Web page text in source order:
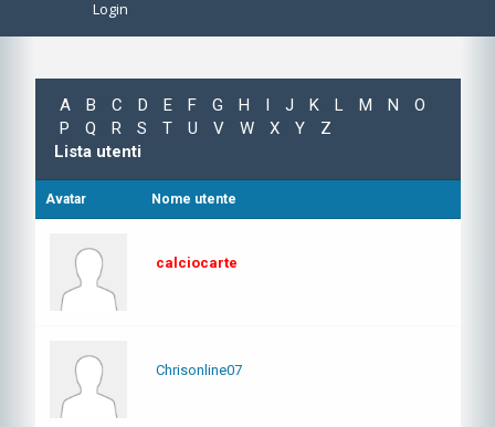
Login
A B C D E F G H I J K L M N
O
P
Q R S T U V W X Y
Z
Lista utenti
Avatar Nome utente
calciocarte
Chrisonline07